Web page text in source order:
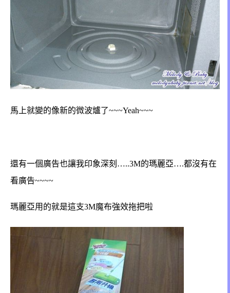
馬上就變的像新的微波爐了~~~Yeah~~~
還有一個廣告也讓我印象深刻…..3M的瑪麗亞….都沒有在
看廣告~~~~
瑪麗亞用的就是這支3M魔布強效拖把啦